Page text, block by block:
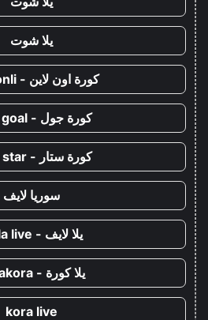
يلا شوت
كورة اون لاين - kora onli
كورة جول - kora goal
كورة ستار - kora star
سوريا لايف
يلا لايف - yalla live
يلا كورة - yallakora
kora live